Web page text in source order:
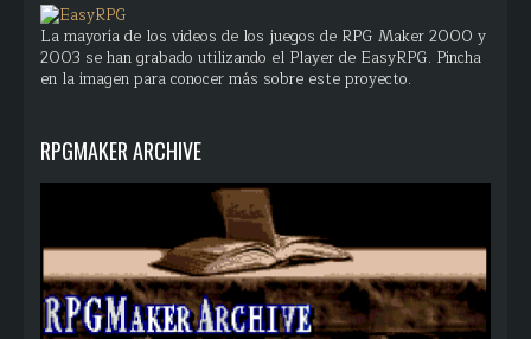
La mayoría de los videos de los juegos de RPG Maker 2000 y
2003 se han grabado utilizando el Player de EasyRPG. Pincha
en la imagen para conocer más sobre este proyecto.
RPGMAKER ARCHIVE